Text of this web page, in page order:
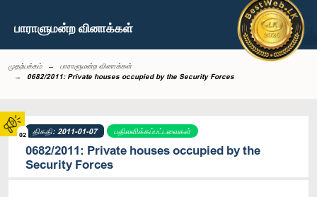
02
பாராளுமன்ற வினாக்கள்
முதற்பக்கம்
பாராளுமன்ற வினாக்கள்
0682/2011: Private houses occupied by the Security Forces
திகதி: 2011-01-07 பதிலளிக்கப்பட்டவைகள்
0682/2011: Private houses occupied by the
Security Forces